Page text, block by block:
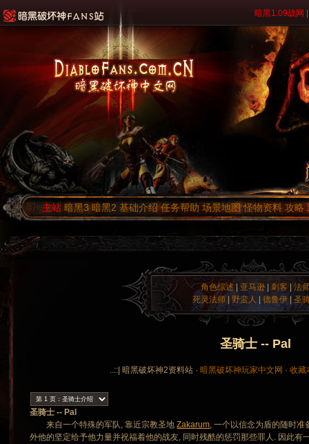
暗黑1.09战网
主站 暗黑3 暗黑2 基础介绍 任务帮助 场景地图 怪物资料 攻略
角色综述 亚马逊 |刺客 |法
死灵法师 |野蛮人 |德鲁伊 |圣
圣骑士 -- Pal
..::| 暗黑破坏神2资料站 · 暗黑破坏神玩家中文网 · 收藏
圣骑士 -- Pal
来自一个特殊的军队, 靠近宗教圣地Zakarum, 一个以信念为盾的随时
外他的坚定给予他力量并祝福着他的战友, 同时残酷的惩罚那些罪人. 因此有